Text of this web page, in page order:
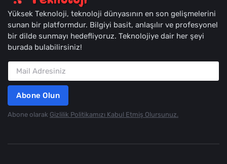
Yüksek Teknoloji, teknoloji dünyasının en son gelişmelerini
sunan bir platformdur. Bilgiyi basit, anlaşılır ve profesyonel
bir dilde sunmayı hedefliyoruz. Teknolojiye dair her şeyi
burada bulabilirsiniz!
Abone Olun
Abone olarak Gizlilik Politikamızı Kabul Etmiş Olursunuz.